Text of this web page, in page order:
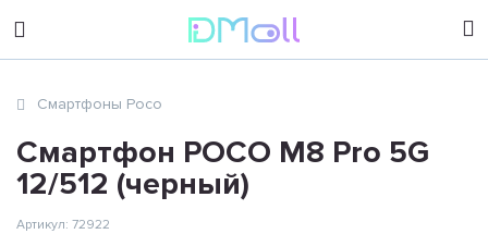
sales@dimoll.ru
Смартфоны Poco
Смартфон POCO M8 Pro 5G
12/512 (черный)
Артикул: 72922